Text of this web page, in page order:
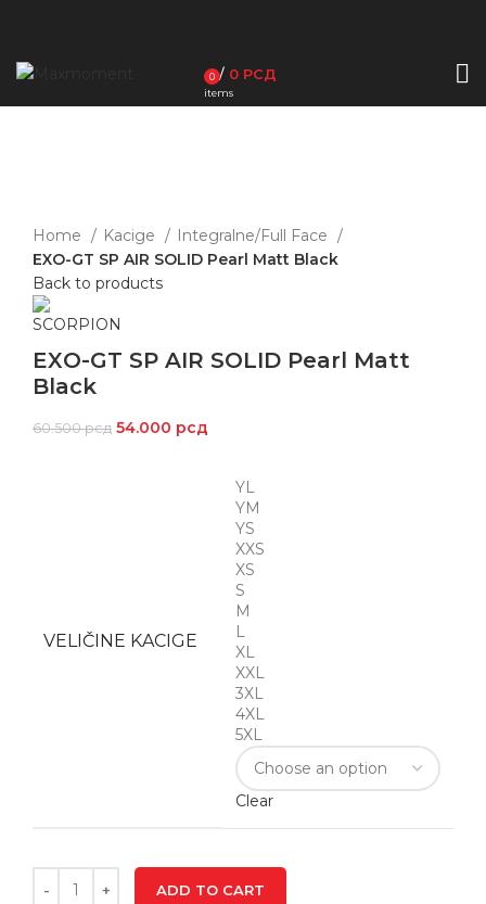
0
items
/ 0 РСД
Home
Kacige
Integralne/Full Face
EXO-GT SP AIR SOLID Pearl Matt Black
Back to products
EXO-GT SP AIR SOLID Pearl Matt
Black
60.500рсд 54.000 рсд
VELIČINE KACIGE
YL
YM
YS
XXS
XS
S
M
L
XL
XXL
3XL
4XL
5XL
Clear
ADD TO CART